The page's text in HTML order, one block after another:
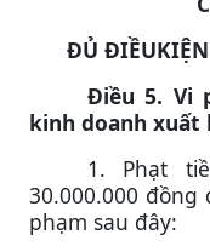
ĐỦ
Điều 5. Vi
kinh doanh xuất
1. Phạt
30.000.000 đồng
phạm sau đây: